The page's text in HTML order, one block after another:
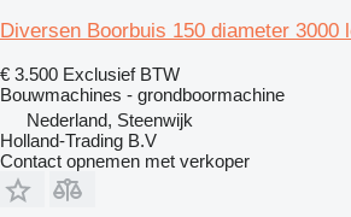
Diversen Boorbuis 150 diameter 3000
€ 3.500 Exclusief BTW
Bouwmachines - grondboormachine
Nederland, Steenwijk
Holland-Trading B.V
Contact opnemen met verkoper